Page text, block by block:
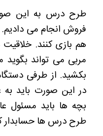
طرح درس به این
فروش انجام می
هم بازی کنند.
مربی می تواند
بکشید. از طرفی
در این صورت باید به
بچه ها باید مسئول
طرح درس ها حسابدار